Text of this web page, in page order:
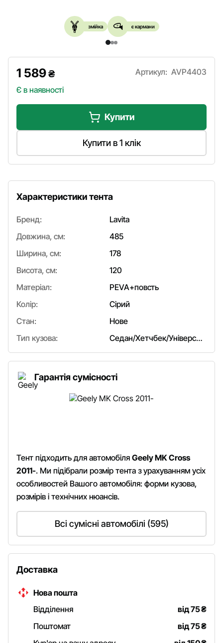
змійка є кармани
1 589₴
Є в наявності
Артикул: AVP4403
Купити
Купити в 1 клік
Характеристики тента
Бренд:
Lavita
Довжина, см:
485
Ширина, см:
178
Висота, см:
120
Матеріал:
PEVA+повсть
Колір:
Сірий
Стан:
Нове
Тип кузова:
Седан/Хетчбек/Універсал
Гарантія сумісності
Тент підходить для автомобіля Geely MK Cross
2011-. Ми підібрали розмір тента з урахуванням усіх
особливостей Вашого автомобіля: форми кузова,
розмірів і технічних нюансів.
Всі сумісні автомобілі (595)
Доставка
Нова пошта
Відділення
від 75₴
Поштомат
від 75₴